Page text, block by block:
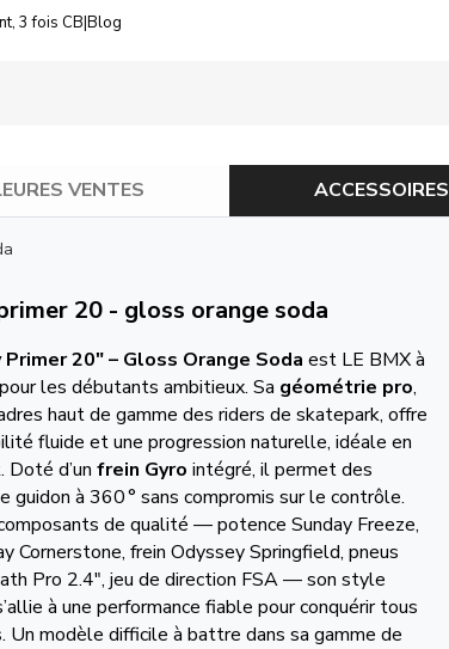
3 fois CB|Blog
VENTES ACCESSOIRES
20 - gloss orange soda
Primer 20″ – Gloss Orange Soda est LE BMX à
les débutants ambitieux. Sa géométrie pro,
haut de gamme des riders de skatepark, offre
fluide et une progression naturelle, idéale en
d’un frein Gyro intégré, il permet des
guidon à 360 ° sans compromis sur le contrôle.
de qualité — potence Sunday Freeze,
Cornerstone, frein Odyssey Springfield, pneus
Pro 2.4″, jeu de direction FSA — son style
à une performance fiable pour conquérir tous
Un modèle difficile à battre dans sa gamme de